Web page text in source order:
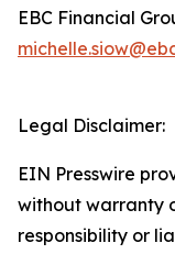
EBC Financial
Legal Disclaimer:
EIN Presswire
without warranty
responsibility or